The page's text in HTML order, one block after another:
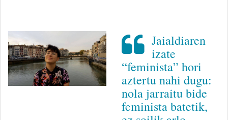
Jaialdiaren
izate
“feminista” hori
aztertu nahi dugu:
nola jarraitu bide
feminista batetik,